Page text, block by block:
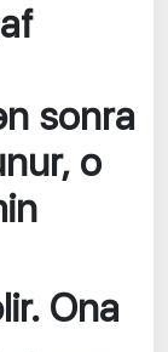
sonra
o
Ona